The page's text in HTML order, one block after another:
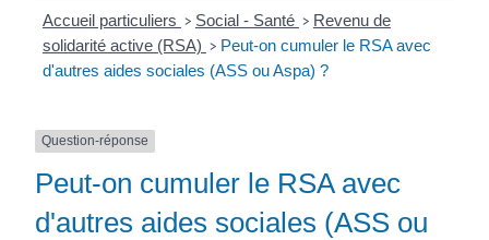
Accueil particuliers > Social - Santé > Revenu de
solidarité active (RSA) > Peut-on cumuler le RSA avec
d'autres aides sociales (ASS ou Aspa) ?
Question-réponse
Peut-on cumuler le RSA avec
d'autres aides sociales (ASS ou